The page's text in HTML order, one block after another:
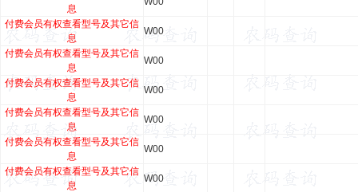
息
付费会员有权查看型号及其它信
息
W00
付费会员有权查看型号及其它信
息
W00
付费会员有权查看型号及其它信
息
W00
付费会员有权查看型号及其它信
息
W00
付费会员有权查看型号及其它信
息
W00
付费会员有权查看型号及其它信
息
W00